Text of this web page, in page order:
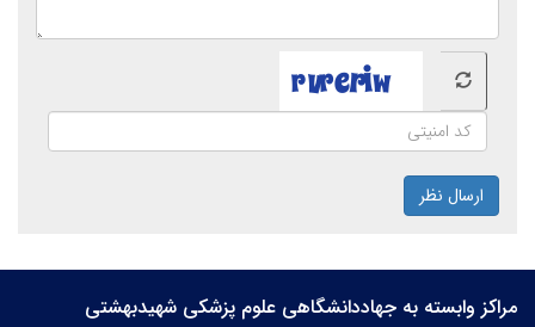
ارسال نظر
مراکز وابسته به جهاددانشگاهی علوم‌ پزشکی شهیدبهشتی